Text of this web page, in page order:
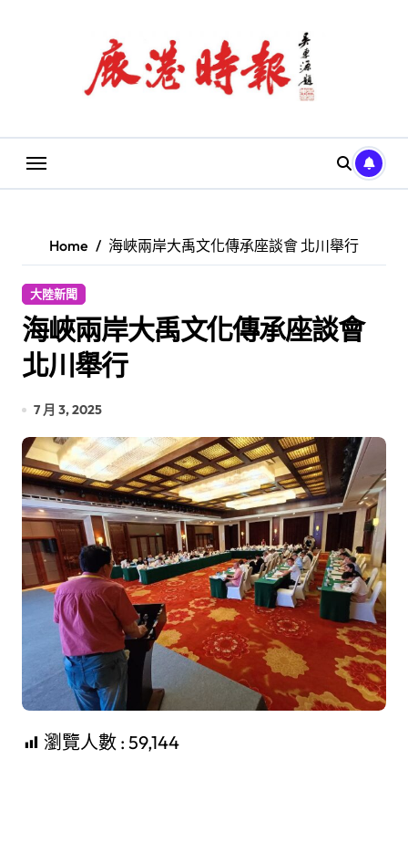
Home 海峽兩岸大禹文化傳承座談會 北川舉行
大陸新聞
海峽兩岸大禹文化傳承座談會
北川舉行
7 月 3, 2025
瀏覽人數 : 59,144